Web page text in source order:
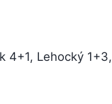
4+1, Lehocký 1+3,